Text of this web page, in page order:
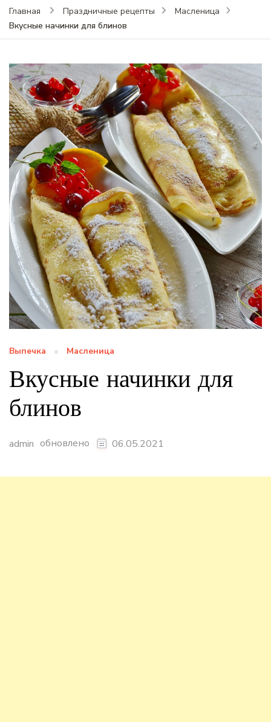
Главная Праздничные рецепты
Масленица
Вкусные начинки для блинов
Выпечка Масленица
Вкусные начинки для
блинов
admin обновлено 06.05.2021